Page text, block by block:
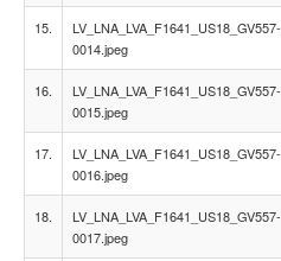
15.
LV_LNA_LVA_F1641_US18_GV557-
0014.jpeg
16.
LV_LNA_LVA_F1641_US18_GV557-
0015.jpeg
17.
LV_LNA_LVA_F1641_US18_GV557-
0016.jpeg
18.
LV_LNA_LVA_F1641_US18_GV557-
0017.jpeg